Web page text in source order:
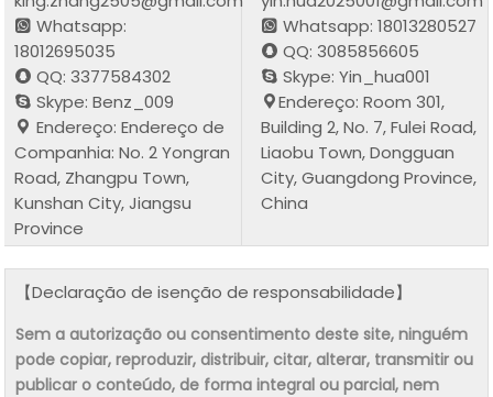
Whatsapp:
18012695035
QQ: 3377584302
Skype: Benz_009
Endereço: Endereço de
Companhia: No. 2 Yongran
Road, Zhangpu Town,
Kunshan City, Jiangsu
Province
Whatsapp: 18013280527
QQ: 3085856605
Skype: Yin_hua001
Endereço: Room 301,
Building 2, No. 7, Fulei Road,
Liaobu Town, Dongguan
City, Guangdong Province,
China
【Declaração de isenção de responsabilidade】
Sem a autorização ou consentimento deste site, ninguém
pode copiar, reproduzir, distribuir, citar, alterar, transmitir ou
publicar o conteúdo, de forma integral ou parcial, nem